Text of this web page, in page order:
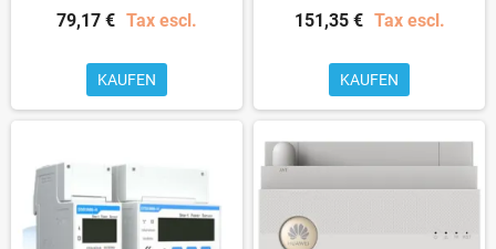
79,17 € Tax escl.
KAUFEN
151,35 € Tax escl.
KAUFEN